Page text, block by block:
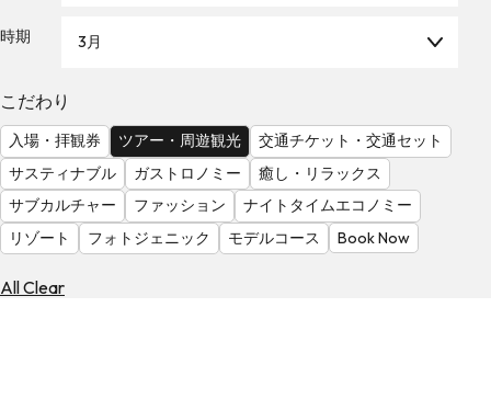
る
気
を
見
る
時期 3月
こだわり
入場・拝観券 ツアー・周遊観光
交通チケット・交通セット
サスティナブル
ガストロノミー
癒し・リラックス
サブカルチャー
ファッション
ナイトタイムエコノミー
リゾート
フォトジェニック モデルコース Book Now
All Clear